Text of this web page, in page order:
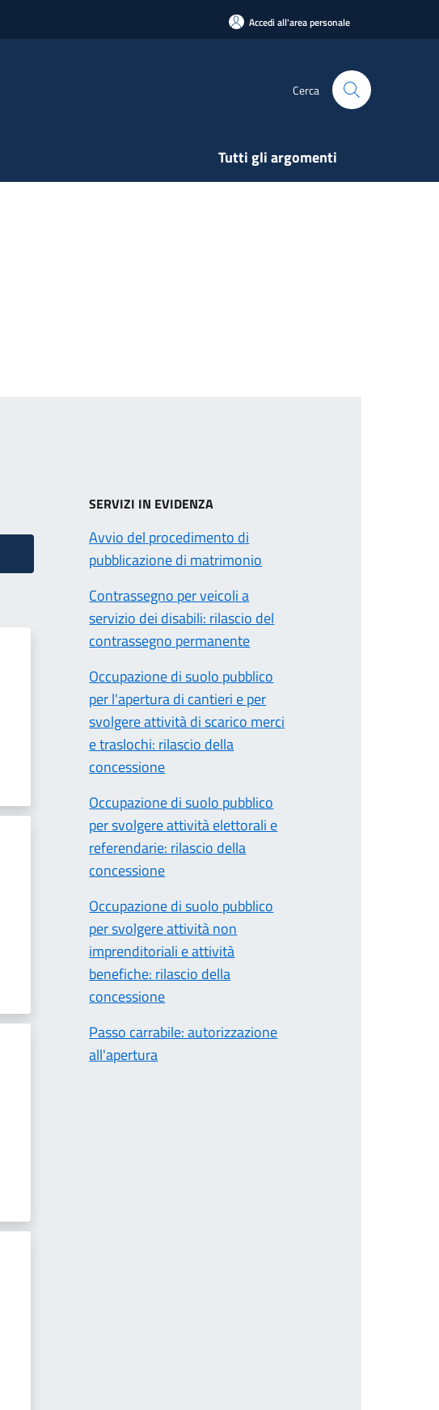
Accedi all'area personale
Cerca
Tutti gli argomenti
SERVIZI IN EVIDENZA
Avvio del procedimento di
pubblicazione di matrimonio
Contrassegno per veicoli a
servizio dei disabili: rilascio del
contrassegno permanente
Occupazione di suolo pubblico
per l'apertura di cantieri e per
svolgere attività di scarico merci
e traslochi: rilascio della
concessione
Occupazione di suolo pubblico
per svolgere attività elettorali e
referendarie: rilascio della
concessione
Occupazione di suolo pubblico
per svolgere attività non
imprenditoriali e attività
benefiche: rilascio della
concessione
Passo carrabile: autorizzazione
all'apertura